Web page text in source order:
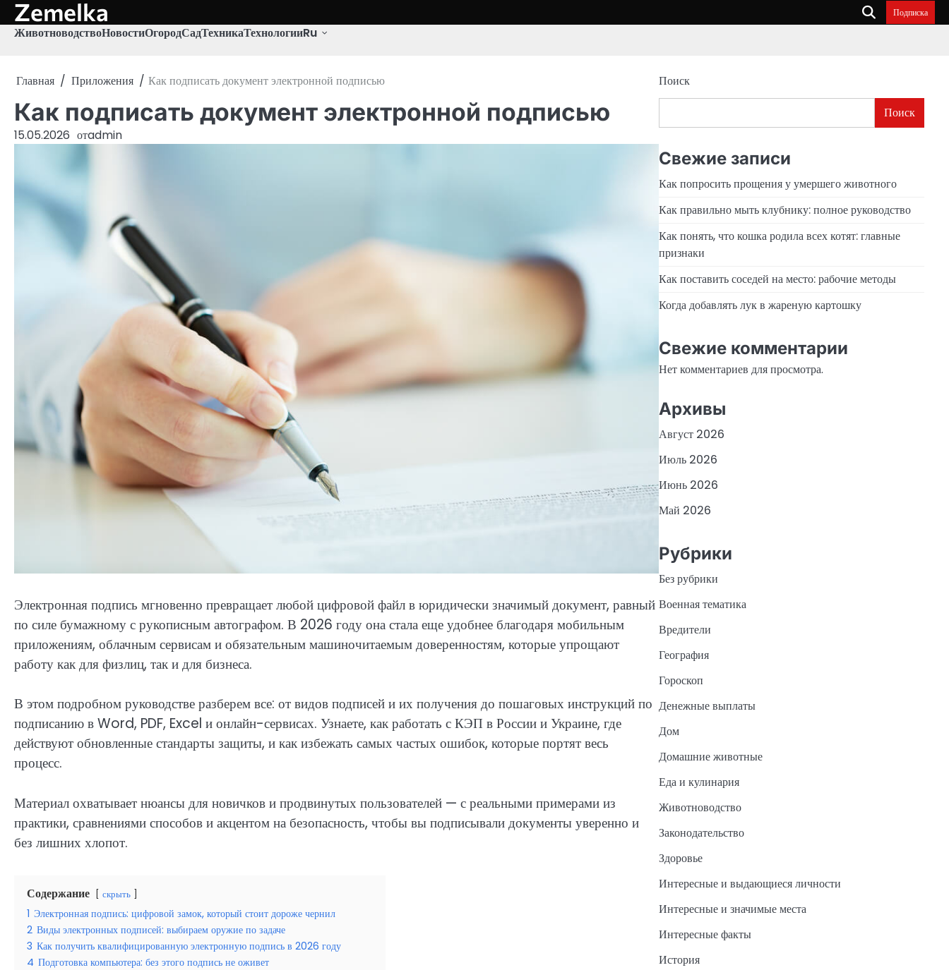
Перейти
к
содержимому
Zemelka Подписка
ЖивотноводствоНовостиОгородСадТехникаТехнологииRu
Главная Приложения Как подписать документ электронной подписью
Как подписать документ электронной подписью
15.05.2026 отadmin
Электронная подпись мгновенно превращает любой цифровой файл в юридически значимый документ, равный
по силе бумажному с рукописным автографом. В 2026 году она стала еще удобнее благодаря мобильным
приложениям, облачным сервисам и обязательным машиночитаемым доверенностям, которые упрощают
работу как для физлиц, так и для бизнеса.
В этом подробном руководстве разберем все: от видов подписей и их получения до пошаговых инструкций по
подписанию в Word, PDF, Excel и онлайн-сервисах. Узнаете, как работать с КЭП в России и Украине, где
действуют обновленные стандарты защиты, и как избежать самых частых ошибок, которые портят весь
процесс.
Материал охватывает нюансы для новичков и продвинутых пользователей — с реальными примерами из
практики, сравнениями способов и акцентом на безопасность, чтобы вы подписывали документы уверенно и
без лишних хлопот.
Содержание скрыть
1 Электронная подпись: цифровой замок, который стоит дороже чернил
2 Виды электронных подписей: выбираем оружие по задаче
3 Как получить квалифицированную электронную подпись в 2026 году
4 Подготовка компьютера: без этого подпись не оживет
Поиск
Поиск
Свежие записи
Как попросить прощения у умершего животного
Как правильно мыть клубнику: полное руководство
Как понять, что кошка родила всех котят: главные
признаки
Как поставить соседей на место: рабочие методы
Когда добавлять лук в жареную картошку
Свежие комментарии
Нет комментариев для просмотра.
Архивы
Август 2026
Июль 2026
Июнь 2026
Май 2026
Рубрики
Без рубрики
Военная тематика
Вредители
География
Гороскоп
Денежные выплаты
Дом
Домашние животные
Еда и кулинария
Животноводство
Законодательство
Здоровье
Интересные и выдающиеся личности
Интересные и значимые места
Интересные факты
История